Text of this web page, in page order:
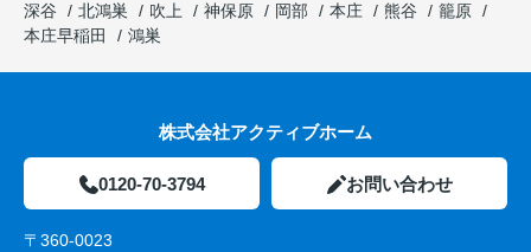
深谷
北鴻巣 吹上 神保原 岡部 本庄 熊谷
籠原
本庄早稲田
鴻巣
株式会社アクティブホーム
0120-70-3794 お問い合わせ
〒360-0023